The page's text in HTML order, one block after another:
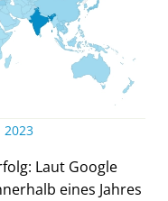
2023
Laut Google
eines Jahres